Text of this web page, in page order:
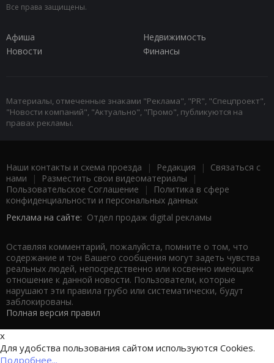
Все права защищены.
Афиша
Недвижимость
Новости
Финансы
Материалы, отмеченные знаками "Реклама", "PR", "Спецпроект",
"Новости компаний", "Актуально", "Промо", публикуются на
правах рекламы.
Наши контакты и схема проезда | Редакция | Связаться с
нами | Разместить свои видеоматериалы |
Пользовательское Соглашение |
Политика в сфере
конфиденциальности и персональных данных
Реклама на сайте: Отдел продаж digital рекламы
Оставляя комментарий, пожалуйста, помните о том, что
содержание и тон Вашего сообщения могут задеть чувства
реальных людей, непосредственно или косвенно имеющих
отношение к данной новости. Пользователи, которые
нарушают эти правила грубо или систематически, будут
заблокированы.
Полная версия правил
x
Для удобства пользования сайтом используются Cookies.
Подробнее...